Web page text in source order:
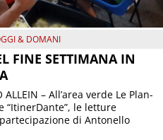
& DOMANI
FINE SETTIMANA IN
ALLEIN – All’area verde Le Plan-
“ItinerDante”, le letture
di Antonello